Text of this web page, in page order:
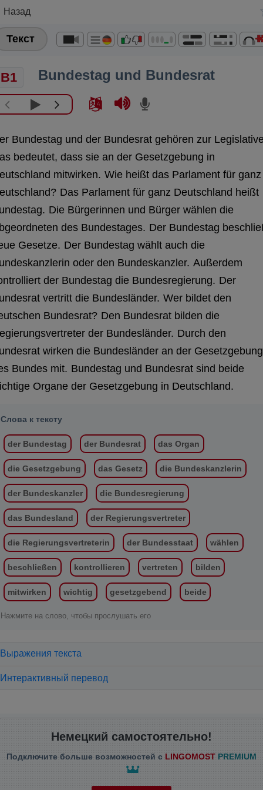
Назад
Текст
B1 Bundestag und Bundesrat
Bundestag und der Bundesrat gehören zur
bedeutet, dass sie an der Gesetzgebung in
mitwirken. Wie heißt das Parlament für ganz
Das Parlament für ganz Deutschland heißt
Die Bürgerinnen und Bürger wählen die
des Bundestages. Der Bundestag
Gesetze. Der Bundestag wählt auch die
oder den Bundeskanzler. Außerdem
der Bundestag die Bundesregierung. Der
vertritt die Bundesländer. Wer bildet den
Bundesrat? Den Bundesrat bilden die
der Bundesländer. Durch den
wirken die Bundesländer an der Gesetzgebung
Bundes mit. Bundestag und Bundesrat sind beide
Organe der Gesetzgebung in Deutschland.
Слова к тексту
der Bundestag der Bundesrat das Organ
die Gesetzgebung das Gesetz die Bundeskanzlerin
der Bundeskanzler die Bundesregierung
das Bundesland der Regierungsvertreter
die Regierungsvertreterin der Bundesstaat wählen
beschließen kontrollieren vertreten bilden
mitwirken wichtig gesetzgebend beide
Нажмите на слово, чтобы прослушать его
Выражения текста
Интерактивный перевод
Немецкий самостоятельно!
Подключите больше возможностей с LINGOMOST PREMIUM